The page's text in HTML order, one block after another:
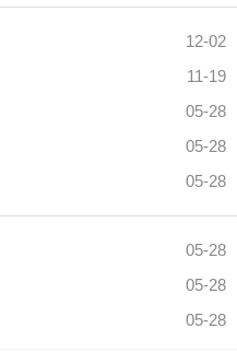
12-02
11-19
05-28
05-28
05-28
05-28
05-28
05-28